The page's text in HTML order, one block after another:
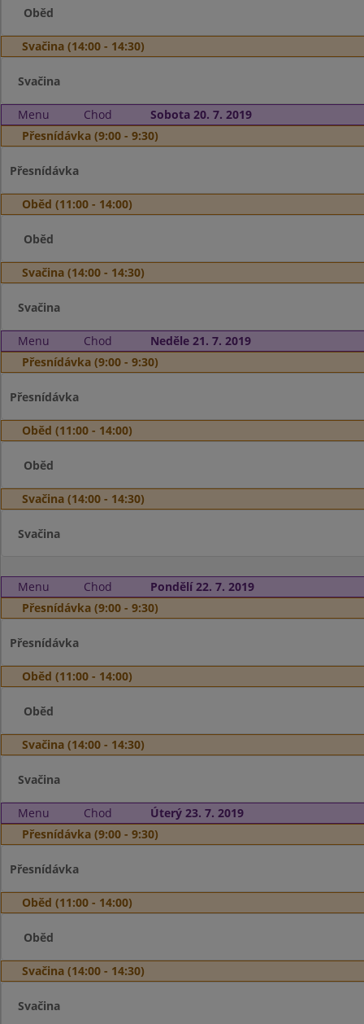
Oběd
Svačina (14:00 - 14:30)
Svačina
Menu Chod
Sobota 20. 7. 2019
Přesnídávka (9:00 - 9:30)
Přesnídávka
Oběd (11:00 - 14:00)
Oběd
Svačina (14:00 - 14:30)
Svačina
Menu Chod
Neděle 21. 7. 2019
Přesnídávka (9:00 - 9:30)
Přesnídávka
Oběd (11:00 - 14:00)
Oběd
Svačina (14:00 - 14:30)
Svačina
Menu Chod
Pondělí 22. 7. 2019
Přesnídávka (9:00 - 9:30)
Přesnídávka
Oběd (11:00 - 14:00)
Oběd
Svačina (14:00 - 14:30)
Svačina
Menu Chod
Úterý 23. 7. 2019
Přesnídávka (9:00 - 9:30)
Přesnídávka
Oběd (11:00 - 14:00)
Oběd
Svačina (14:00 - 14:30)
Svačina